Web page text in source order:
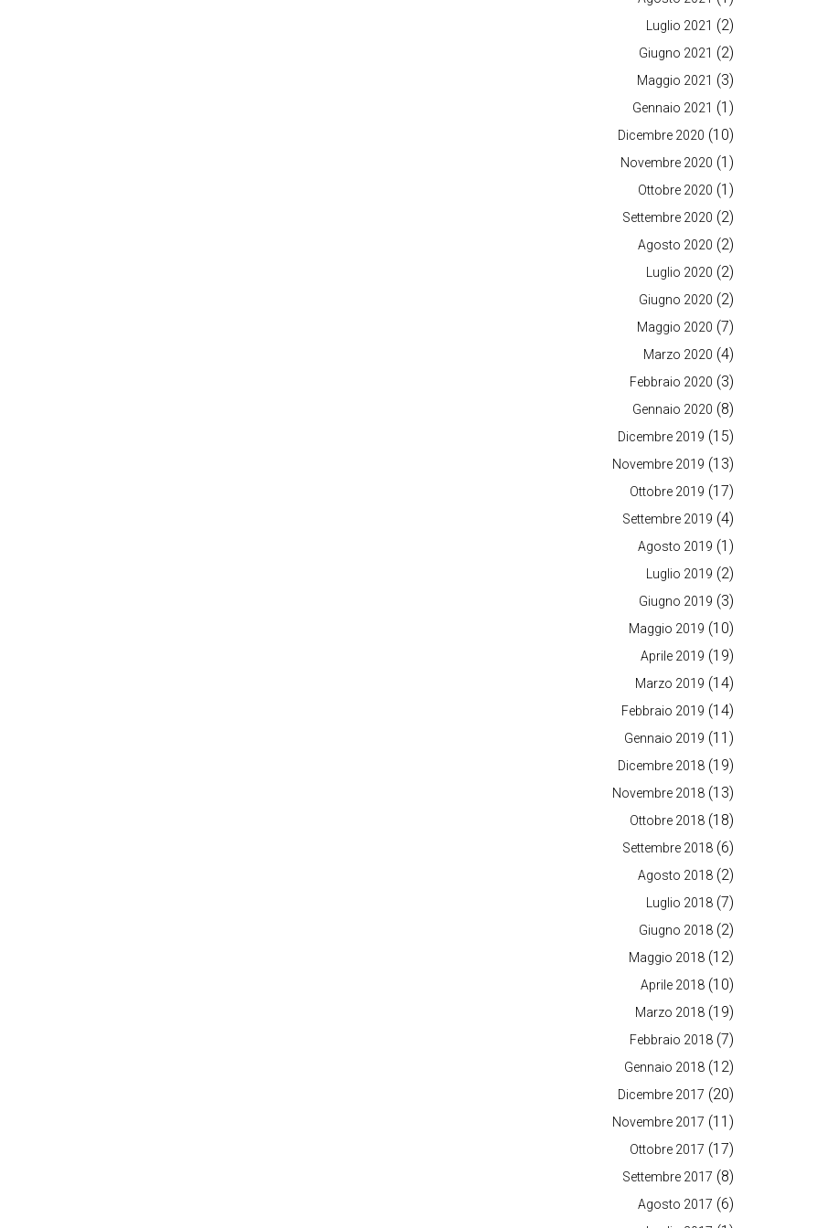
Luglio 2021 (2)
Giugno 2021 (2)
Maggio 2021 (3)
Gennaio 2021 (1)
Dicembre 2020 (10)
Novembre 2020 (1)
Ottobre 2020 (1)
Settembre 2020 (2)
Agosto 2020 (2)
Luglio 2020 (2)
Giugno 2020 (2)
Maggio 2020 (7)
Marzo 2020 (4)
Febbraio 2020 (3)
Gennaio 2020 (8)
Dicembre 2019 (15)
Novembre 2019 (13)
Ottobre 2019 (17)
Settembre 2019 (4)
Agosto 2019 (1)
Luglio 2019 (2)
Giugno 2019 (3)
Maggio 2019 (10)
Aprile 2019 (19)
Marzo 2019 (14)
Febbraio 2019 (14)
Gennaio 2019 (11)
Dicembre 2018 (19)
Novembre 2018 (13)
Ottobre 2018 (18)
Settembre 2018 (6)
Agosto 2018 (2)
Luglio 2018 (7)
Giugno 2018 (2)
Maggio 2018 (12)
Aprile 2018 (10)
Marzo 2018 (19)
Febbraio 2018 (7)
Gennaio 2018 (12)
Dicembre 2017 (20)
Novembre 2017 (11)
Ottobre 2017 (17)
Settembre 2017 (8)
Agosto 2017 (6)